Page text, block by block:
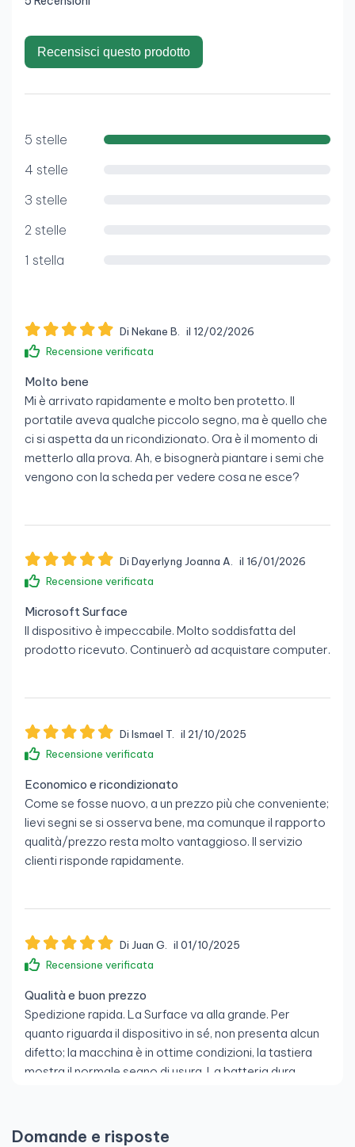
Recensisci questo prodotto
5 stelle
4 stelle
3 stelle
2 stelle
1 stella
Di Nekane B. il 12/02/2026
Recensione verificata
Molto bene
Mi è arrivato rapidamente e molto ben protetto. Il
portatile aveva qualche piccolo segno, ma è quello che
ci si aspetta da un ricondizionato. Ora è il momento di
metterlo alla prova. Ah, e bisognerà piantare i semi che
vengono con la scheda per vedere cosa ne esce?
Di Dayerlyng Joanna A. il 16/01/2026
Recensione verificata
Microsoft Surface
Il dispositivo è impeccabile. Molto soddisfatta del
prodotto ricevuto. Continuerò ad acquistare computer.
Di Ismael T. il 21/10/2025
Recensione verificata
Economico e ricondizionato
Come se fosse nuovo, a un prezzo più che conveniente;
lievi segni se si osserva bene, ma comunque il rapporto
qualità/prezzo resta molto vantaggioso. Il servizio
clienti risponde rapidamente.
Di Juan G. il 01/10/2025
Recensione verificata
Qualità e buon prezzo
Spedizione rapida. La Surface va alla grande. Per
quanto riguarda il dispositivo in sé, non presenta alcun
difetto; la macchina è in ottime condizioni, la tastiera
mostra il normale segno di usura. La batteria dura
con questo dispositivo.
Domande e risposte